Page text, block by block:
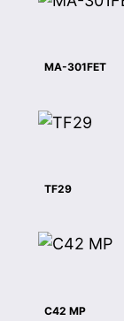
MA-301FET
TF29
C42 MP